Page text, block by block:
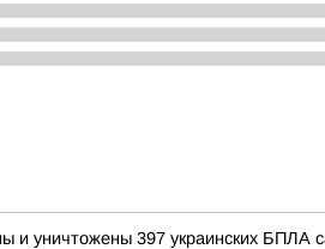
уничтожены 397 украинских БПЛА